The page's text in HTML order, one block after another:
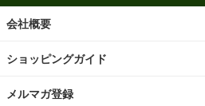
会社概要
ショッピングガイド
メルマガ登録